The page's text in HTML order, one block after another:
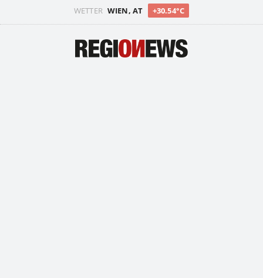
WETTER WIEN, AT +30.54°C